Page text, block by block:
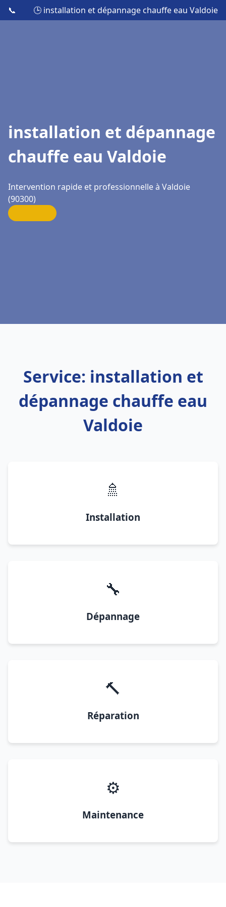
📞 🕒 installation et dépannage chauffe eau Valdoie
installation et dépannage
chauffe eau Valdoie
Intervention rapide et professionnelle à Valdoie
(90300)
Service: installation et
dépannage chauffe eau
Valdoie
🚿
Installation
🔧
Dépannage
🔨
Réparation
⚙️
Maintenance